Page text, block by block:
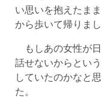
い思いを抱えたま
から歩いて帰りまし
もしあの女性が
話せないからとい
していたのかなと
た。